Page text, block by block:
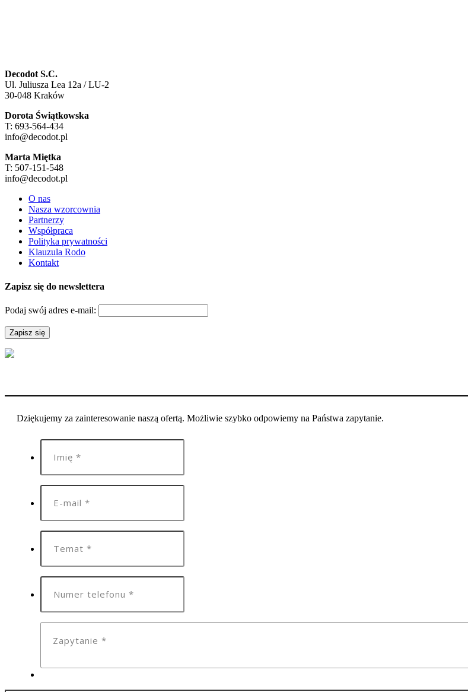
Decodot S.C.
Ul. Juliusza Lea 12a / LU-2
30-048 Kraków
Dorota Świątkowska
T: 693-564-434
info@decodot.pl
Marta Miętka
T: 507-151-548
info@decodot.pl
O nas
Nasza wzorcownia
Partnerzy
Współpraca
Polityka prywatności
Klauzula Rodo
Kontakt
Zapisz się do newslettera
Podaj swój adres e-mail:
Dziękujemy za zainteresowanie naszą ofertą. Możliwie szybko odpowiemy na Państwa zapytanie.